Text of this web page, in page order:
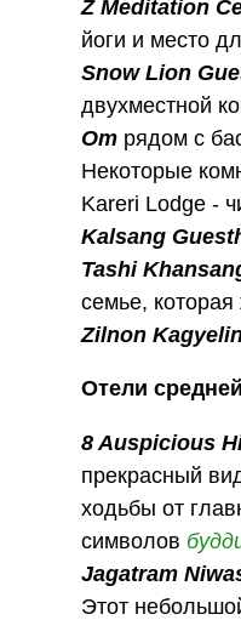
Z Meditation
йоги и место
Snow Lion
двухместной
Om рядом с
Некоторые
Kareri Lodge -
Kalsang
Tashi
семье,
Zilnon
Отели
8 Auspicious
прекрасный
ходьбы от
символов
Jagatram
Этот